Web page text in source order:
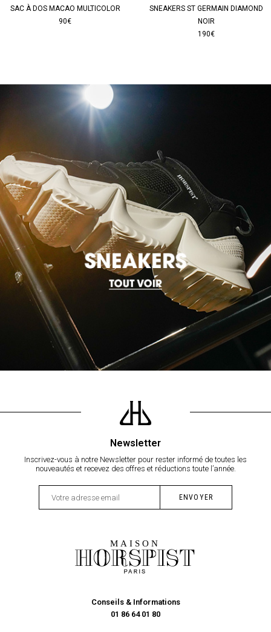
SAC À DOS MACAO MULTICOLOR
90€
SNEAKERS ST GERMAIN DIAMOND
NOIR
190€
Newsletter
Inscrivez-vous à notre Newsletter pour rester informé de toutes les
nouveautés et recevez des offres et réductions toute l’année.
Conseils & Informations
01 86 64 01 80